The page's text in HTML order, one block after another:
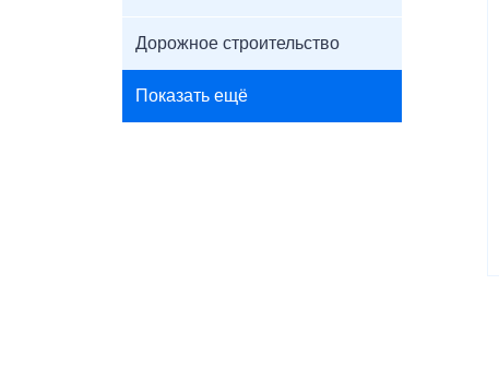
Дорожное строительство
Показать ещё